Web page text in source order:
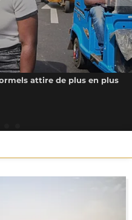
attire de plus en plus